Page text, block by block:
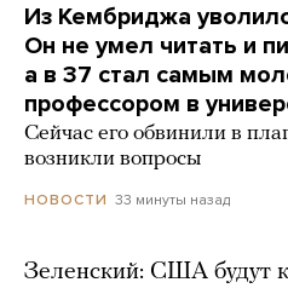
Из Кембриджа
Он не умел читать и
а в 37 стал самым
профессором в
Сейчас его обвинили в
возникли вопросы
НОВОСТИ 33 минуты назад
Зеленский: США будут